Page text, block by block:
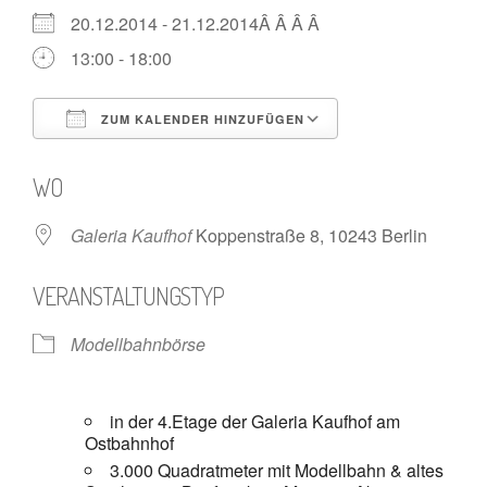
20.12.2014 - 21.12.2014Â Â Â Â
13:00 - 18:00
ZUM KALENDER HINZUFÜGEN
WO
Galeria KaufhofKoppenstraße 8, 10243 Berlin
VERANSTALTUNGSTYP
Modellbahnbörse
in der 4.Etage der Galeria Kaufhof am
Ostbahnhof
3.000 Quadratmeter mit Modellbahn & altes